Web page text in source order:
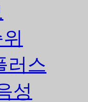
러스
성